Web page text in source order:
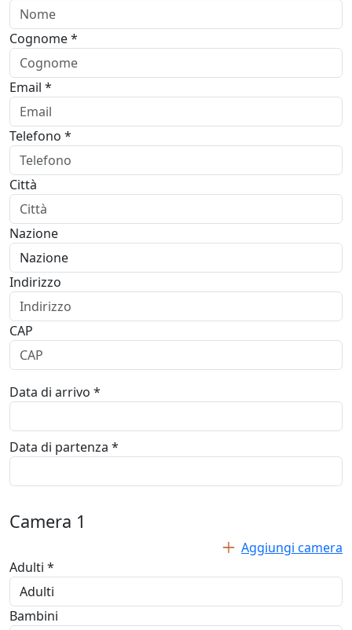
Cognome *
Email *
Telefono *
Città
Nazione
Indirizzo
CAP
Data di arrivo *
Data di partenza *
Camera 1
Aggiungi camera
Adulti *
Bambini